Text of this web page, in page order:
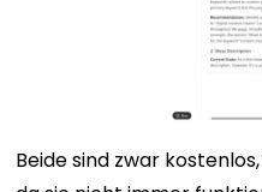
Beide sind zwar